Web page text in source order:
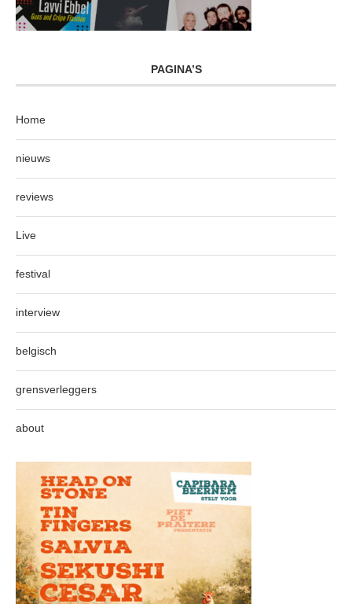
PAGINA’S
Home
nieuws
reviews
Live
festival
interview
belgisch
grensverleggers
about